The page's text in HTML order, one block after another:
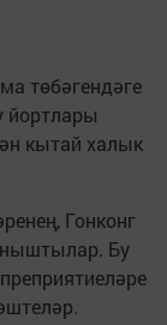
төбәгендәге
йортлары
кытай халык
Гонконг
Бу